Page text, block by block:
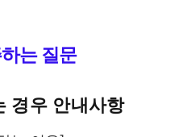
는 질문
경우 안내사항